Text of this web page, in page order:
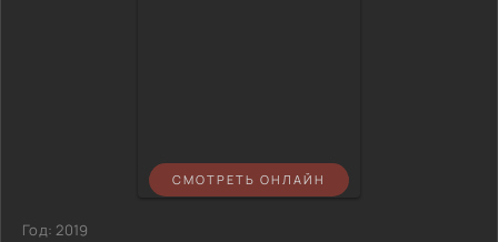
СМОТРЕТЬ ОНЛАЙН
Год:2019